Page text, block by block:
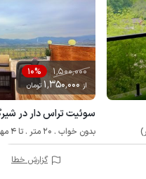
1٬500٬000 10%
از 1٬350٬000 تومان
سوئیت تراس دار در
بدون خواب . 20 متر . تا 4 مهمان
گزارش خطا